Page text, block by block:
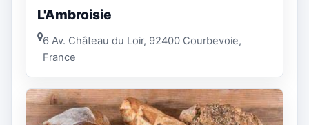
L'Ambroisie
6 Av. Château du Loir, 92400 Courbevoie,
France